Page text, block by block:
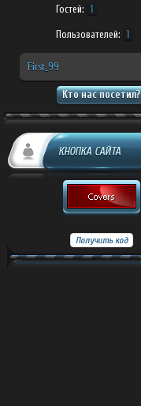
Гостей: 1
Пользователей: 1
First_99
Кто нас посетил?
КНОПКА САЙТА